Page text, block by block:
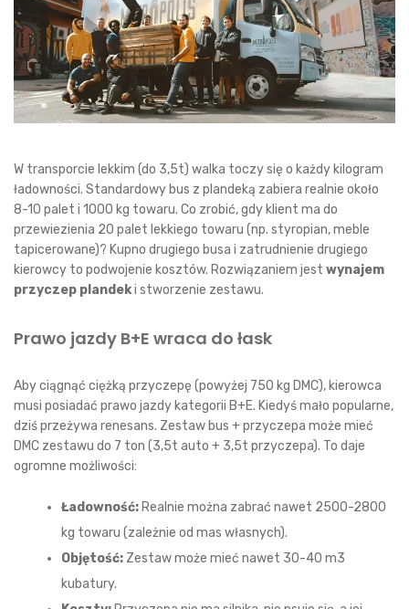
W transporcie lekkim (do 3,5t) walka toczy się o każdy kilogram
ładowności. Standardowy bus z plandeką zabiera realnie około
8-10 palet i 1000 kg towaru. Co zrobić, gdy klient ma do
przewiezienia 20 palet lekkiego towaru (np. styropian, meble
tapicerowane)? Kupno drugiego busa i zatrudnienie drugiego
kierowcy to podwojenie kosztów. Rozwiązaniem jest wynajem
przyczep plandeki stworzenie zestawu.
Prawo jazdy B+E wraca do łask
Aby ciągnąć ciężką przyczepę (powyżej 750 kg DMC), kierowca
musi posiadać prawo jazdy kategorii B+E. Kiedyś mało popularne,
dziś przeżywa renesans. Zestaw bus + przyczepa może mieć
DMC zestawu do 7 ton (3,5t auto + 3,5t przyczepa). To daje
ogromne możliwości:
Ładowność: Realnie można zabrać nawet 2500-2800
kg towaru (zależnie od mas własnych).
Objętość: Zestaw może mieć nawet 30-40 m3
kubatury.